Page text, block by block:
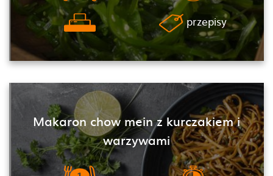
przepisy
Makaron chow mein z kurczakiem i
warzywami